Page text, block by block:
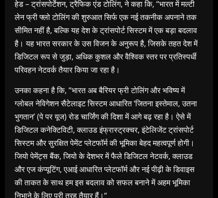
हेड – ट्रांसपोर्टेशन, ट्रैफिक एंड टोलिंग, ने कहा कि, “भारत में मल्टी
लेन फ्री फ्लो टोलिंग की शुरुआत सिर्फ एक नई तकनीक अपनाने तक
सीमित नहीं है, बल्कि यह देश के ट्रांसपोर्ट सिस्टम में एक बड़ा बदलाव
है। यह भारत सरकार के उस विजन के अनुरूप है, जिसके तहत देश में
डिजिटल रूप से जुड़ा, अधिक कुशल और वैश्विक स्तर पर प्रतिस्पर्धी
परिवहन नेटवर्क तैयार किया जा रहा है।
उनका कहना है कि, “भारत अब बैरियर फ्री टोलिंग और भविष्य में
ग्लोबल नेविगेशन सैटेलाइट सिस्टम आधारित ‘जितना इस्तेमाल, उतना
भुगतान’ (पे पर यूज) रोड चार्जिंग की दिशा में आगे बढ़ रहा है। ऐसे में
डिजिटल कनेक्टिविटी, क्लाउड इंफ्रास्ट्रक्चर, इंटेलिजेंट ट्रांसपोर्ट
सिस्टम और सुरक्षित पेमेंट प्लेटफॉर्म की भूमिका बेहद महत्वपूर्ण होगी।
जियो पेमेंट्स बैंक, जियो के देशभर में फैले डिजिटल नेटवर्क, क्लाउड
और एज कंप्यूटिंग, एआई आधारित प्लेटफॉर्म और नई पीढ़ी के डिवाइस
की ताकत के साथ हम इस बदलाव को सफल बनाने में अहम भूमिका
निभाने के लिए पूरी तरह तैयार हैं।“